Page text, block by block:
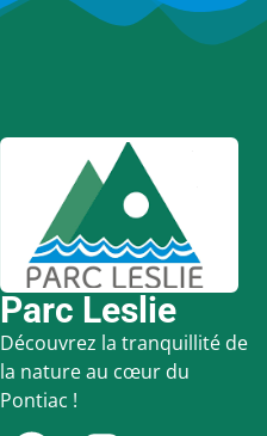
Parc Leslie
Découvrez la tranquillité de
la nature au cœur du
Pontiac !